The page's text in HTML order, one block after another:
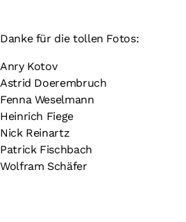
Erforderlichen Service
Danke für die tollen Fotos:
Anry Kotov
Astrid Doerembruch
Fenna Weselmann
Heinrich Fiege
Nick Reinartz
Patrick Fischbach
Wolfram Schäfer